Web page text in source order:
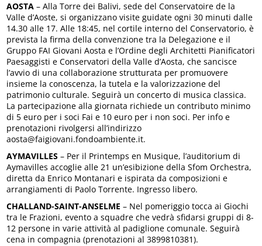
AOSTA – Alla Torre dei Balivi, sede del Conservatoire de la
Valle d’Aoste, si organizzano visite guidate ogni 30 minuti dalle
14.30 alle 17. Alle 18:45, nel cortile interno del Conservatorio, è
prevista la firma della convenzione tra la Delegazione e il
Gruppo FAI Giovani Aosta e l’Ordine degli Architetti Pianificatori
Paesaggisti e Conservatori della Valle d’Aosta, che sancisce
l’avvio di una collaborazione strutturata per promuovere
insieme la conoscenza, la tutela e la valorizzazione del
patrimonio culturale. Seguirà un concerto di musica classica.
La partecipazione alla giornata richiede un contributo minimo
di 5 euro per i soci Fai e 10 euro per i non soci. Per info e
prenotazioni rivolgersi all’indirizzo
aosta@faigiovani.fondoambiente.it.
AYMAVILLES – Per il Printemps en Musique, l’auditorium di
Aymavilles accoglie alle 21 un’esibizione della Sfom Orchestra,
diretta da Enrico Montanari e ispirata da composizioni e
arrangiamenti di Paolo Torrente. Ingresso libero.
CHALLAND-SAINT-ANSELME – Nel pomeriggio tocca ai Giochi
tra le Frazioni, evento a squadre che vedrà sfidarsi gruppi di 8-
12 persone in varie attività al padiglione comunale. Seguirà
cena in compagnia (prenotazioni al 3899810381).